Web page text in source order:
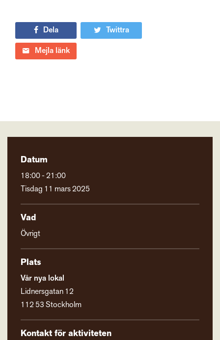
Dela
Twittra
Mejla länk
Datum
18:00 - 21:00
Tisdag 11 mars 2025
Vad
Övrigt
Plats
Vår nya lokal
Lidnersgatan 12
112 53 Stockholm
Kontakt för aktiviteten